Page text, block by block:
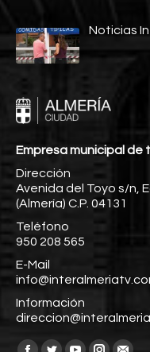
Noticias
Empresa municipal de
Dirección
Avenida del Toyo s/n,
(Almería) C.P. 04131
Teléfono
950 208 565
E-Mail
Información
Encuéntranos en: